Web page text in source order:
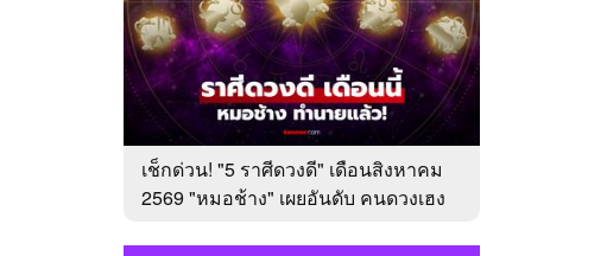
เช็กด่วน! "5 ราศีดวงดี" เดือนสิงหาคม
2569 "หมอช้าง" เผยอันดับ คนดวงเฮง